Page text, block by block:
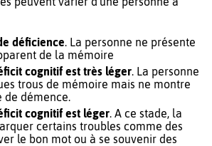
déficience . La personne ne présente
de la mémoire
cognitif est très léger . La personne
trous de mémoire mais ne montre
démence.
cognitif est léger . A ce stade, la
certains troubles comme des
le bon mot ou à se souvenir des